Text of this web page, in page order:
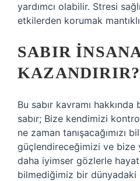
yardımcı olabilir. Stresi
etkilerden korumak
SABIR
KAZANDIRIR?
Bu sabır kavramı
sabır; Bize kendimizi
ne zaman tanışacağımızı
güçlendireceğimizi ve bize
daha iyimser gözlerle
bilmediğimiz bir dünyadaki